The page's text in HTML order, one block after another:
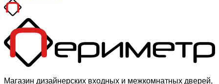
Магазин дизайнерских входных и межкомнатных дверей,